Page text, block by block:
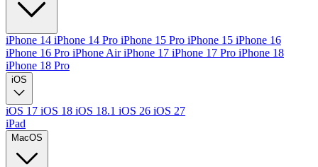
iPhone 14 iPhone 14 Pro iPhone 15 Pro iPhone 15 iPhone 16
iPhone 16 Pro iPhone AiriPhone 17 iPhone 17 Pro iPhone 18
iPhone 18 Pro
iOS
iOS 17 iOS 18 iOS 18.1 iOS 26 iOS 27
iPad
MacOS